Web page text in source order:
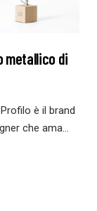
metallico di
è il brand
che ama…